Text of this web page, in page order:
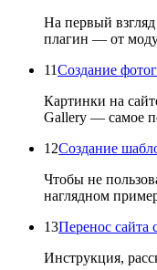
На первый
плагин — от
11Создание
Картинки на
Gallery — самое
12Создание
Чтобы не
наглядном
13Перенос сайта
Инструкция,